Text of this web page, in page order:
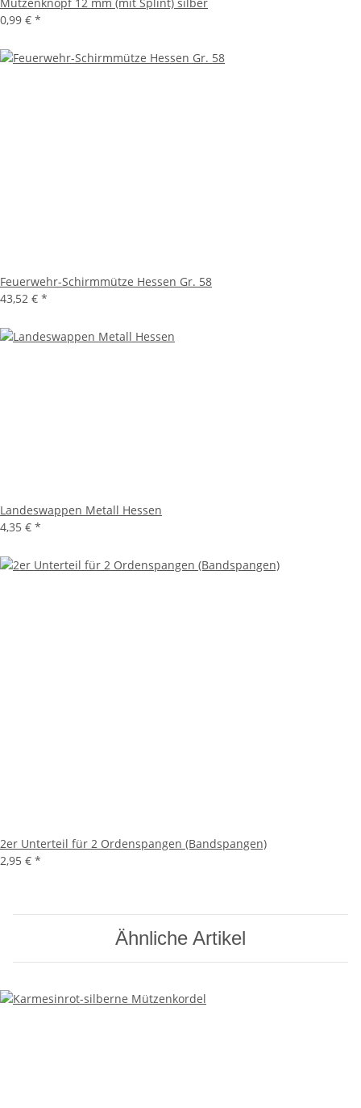
0,99 € *
Feuerwehr-Schirmmütze Hessen Gr. 58
43,52 € *
Landeswappen Metall Hessen
4,35 € *
2er Unterteil für 2 Ordenspangen (Bandspangen)
2,95 € *
Ähnliche Artikel